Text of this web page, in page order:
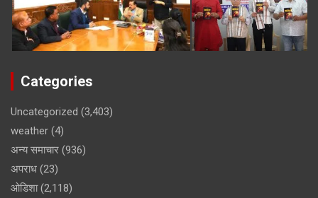
Categories
Uncategorized (3,403)
weather (4)
अन्य समाचार (936)
अपराध (23)
ओडिशा(2,118)